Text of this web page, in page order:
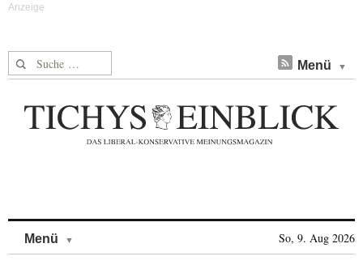
Suche nach: Menü
Menü So, 9. Aug 2026